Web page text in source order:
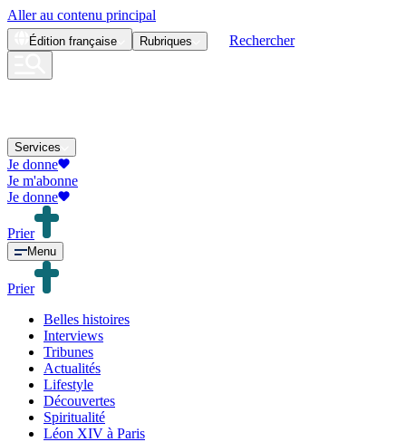
Aller au contenu principal
Édition française Rubriques Rechercher
Services
Je donne
Je m'abonne
Je donne
Prier
Menu
Prier
Belles histoires
Interviews
Tribunes
Actualités
Lifestyle
Découvertes
Spiritualité
Léon XIV à Paris